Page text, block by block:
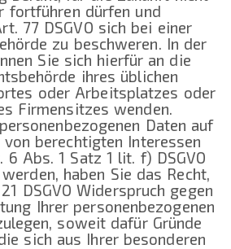
fortführen dürfen und
77 DSGVO sich bei einer
zu beschweren. In der
Sie sich hierfür an die
ihres üblichen
oder Arbeitsplatzes oder
Firmensitzes wenden.
Daten auf
von berechtigten Interessen
Abs. 1 Satz 1 lit. f) DSGVO
haben Sie das Recht,
DSGVO Widerspruch gegen
Ihrer personenbezogenen
soweit dafür Gründe
sich aus Ihrer besonderen